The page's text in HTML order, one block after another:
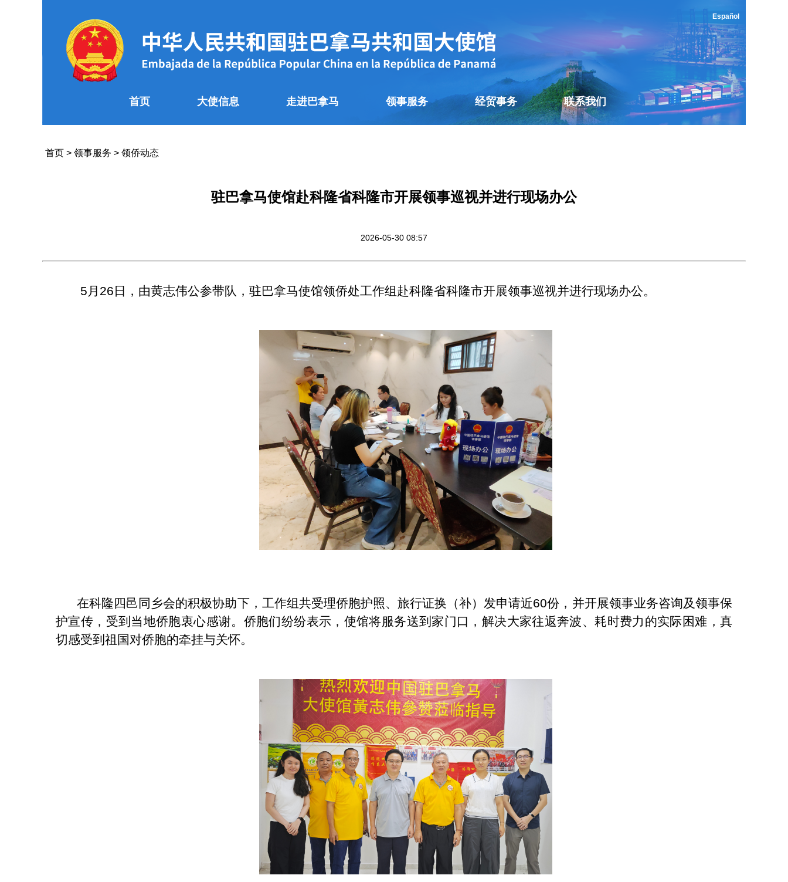
Español
首页 大使信息 走进巴拿马 领事服务 经贸事务 联系我们
首页 > 领事服务 > 领侨动态
驻巴拿马使馆赴科隆省科隆市开展领事巡视并进行现场办公
2026-05-30 08:57
5月26日，由黄志伟公参带队，驻巴拿马使馆领侨处工作组赴科隆省科隆市开展领事巡视并进行现场办公。
在科隆四邑同乡会的积极协助下，工作组共受理侨胞护照、旅行证换（补）发申请近60份，并开展领事业务咨询及领事保
护宣传，受到当地侨胞衷心感谢。侨胞们纷纷表示，使馆将服务送到家门口，解决大家往返奔波、耗时费力的实际困难，真
切感受到祖国对侨胞的牵挂与关怀。